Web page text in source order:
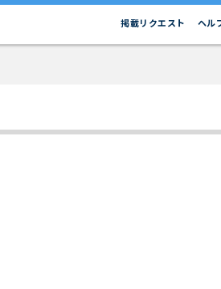
ヘル
掲載リクエスト